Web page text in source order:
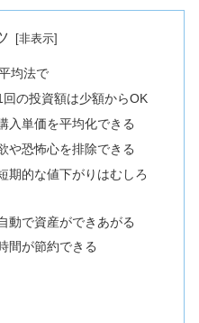
均法で
の投資額は少額からOK
入単価を平均化できる
や恐怖心を排除できる
期的な値下がりはむしろ
動で資産ができあがる
間が節約できる